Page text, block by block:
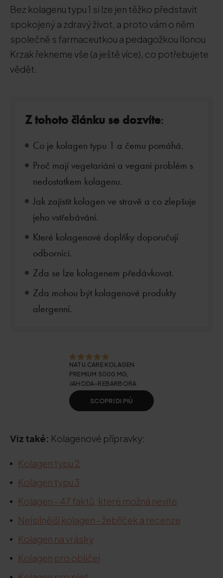
Bez kolagenu typu 1 si lze jen těžko představit
spokojený a zdravý život, a proto vám o něm
společně s farmaceutkou a pedagožkou Ilonou
Krzak řekneme vše (a ještě více), co potřebujete
vědět.
Z tohoto článku se dozvíte:
Co je kolagen typu 1 a čemu pomáhá.
Proč mají vegetariáni a vegani problém s
nedostatkem kolagenu.
Jak zajistit kolagen ve stravě a co zlepšuje
jeho vstřebávání.
Které kolagenové doplňky doporučují
odborníci.
Zda se lze kolagenem předávkovat.
Zda mohou být kolagenové produkty
alergenní.
NATU.CARE KOLAGEN
PREMIUM 5000 MG,
JAHODA-REBARBORA
SCOPRI DI PIÙ
Viz také: Kolagenové přípravky:
Kolagen typu 2
Kolagen typu 3
Kolagen - 47 faktů, které možná nevíte
Nejsilnější kolagen - žebříček a recenze
Kolagen na vrásky
Kolagen pro obličej